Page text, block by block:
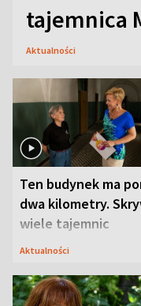
tajemnica
Aktualności
Ten budynek ma
dwa kilometry.
wiele tajemnic
Aktualności